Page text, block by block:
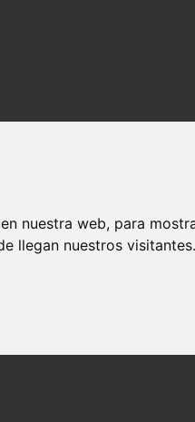
nuestra web, para
llegan nuestros visitantes.